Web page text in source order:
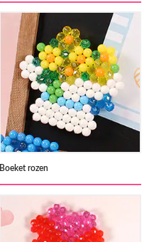
Boeket rozen